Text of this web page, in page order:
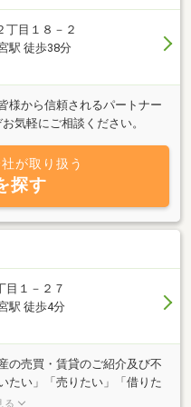
丁目１８－２
駅 徒歩38分
様から信頼されるパートナー
気軽にご相談ください。
が取り扱う
探す
目１－２７
駅 徒歩4分
の売買・賃貸のご紹介及び不
たい」「売りたい」「借りた
しよう」等、思い悩んでいる
る